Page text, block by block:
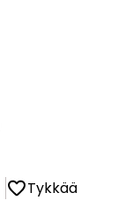
Tykkää